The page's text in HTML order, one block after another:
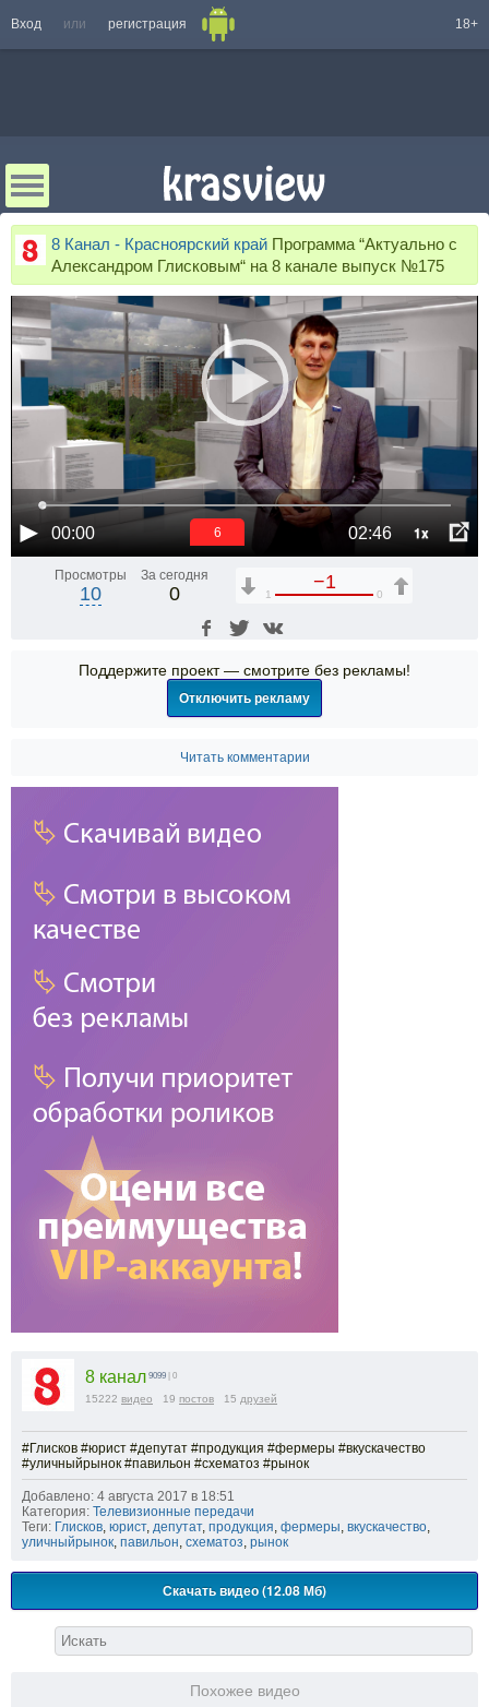
Вход или регистрация 18+
8 Канал - Красноярский край Программа “Актуально с
Александром Глисковым“ на 8 канале выпуск №175
00:00 02:46 1x
6
Просмотры
10
За сегодня
0
−1
1 0
Поддержите проект — смотрите без рекламы!
Отключить рекламу
Читать комментарии
8 канал 9099 | 0
15222 видео 19 постов 15 друзей
#Глисков #юрист #депутат #продукция #фермеры #вкускачество
#уличныйрынок #павильон #схематоз #рынок
Добавлено: 4 августа 2017 в 18:51
Категория: Телевизионные передачи
Теги: Глисков, юрист, депутат, продукция, фермеры, вкускачество,
уличныйрынок, павильон, схематоз, рынок
Скачать видео (12.08 Мб)
Похожее видео